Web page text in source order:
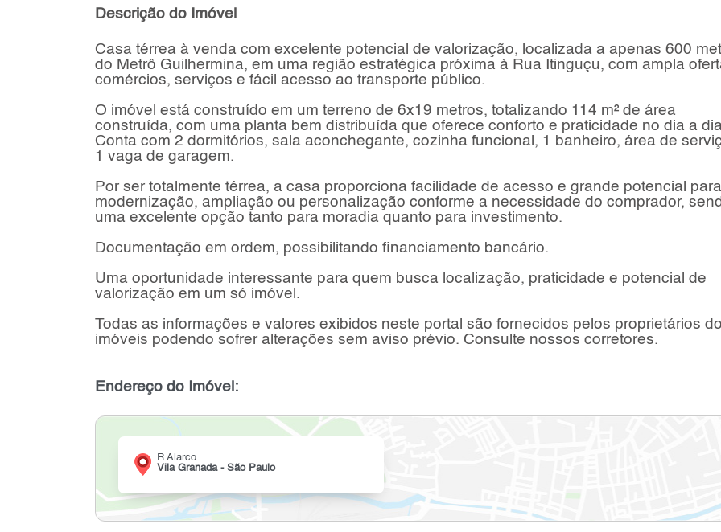
Descrição do Imóvel
Casa térrea à venda com excelente potencial de valorização, localizada a apenas 600
do Metrô Guilhermina, em uma região estratégica próxima à Rua Itinguçu, com ampla
comércios, serviços e fácil acesso ao transporte público.
O imóvel está construído em um terreno de 6x19 metros, totalizando 114 m² de área
construída, com uma planta bem distribuída que oferece conforto e praticidade no dia a
Conta com 2 dormitórios, sala aconchegante, cozinha funcional, 1 banheiro, área de
1 vaga de garagem.
Por ser totalmente térrea, a casa proporciona facilidade de acesso e grande potencial para
modernização, ampliação ou personalização conforme a necessidade do comprador,
uma excelente opção tanto para moradia quanto para investimento.
Documentação em ordem, possibilitando financiamento bancário.
Uma oportunidade interessante para quem busca localização, praticidade e potencial de
valorização em um só imóvel.
Todas as informações e valores exibidos neste portal são fornecidos pelos proprietários
imóveis podendo sofrer alterações sem aviso prévio. Consulte nossos corretores.
Endereço do Imóvel:
R Alarco
Vila Granada - São Paulo